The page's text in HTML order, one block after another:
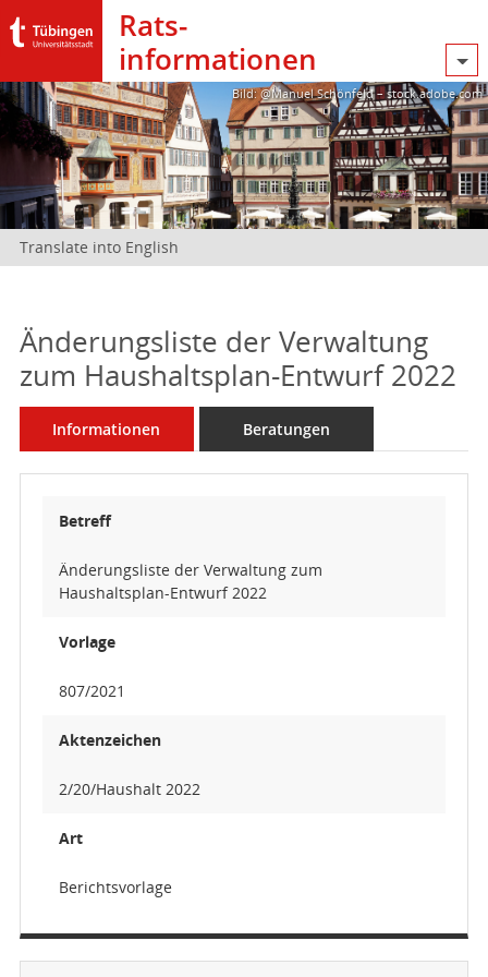
Rats­
informationen
Bild: @Manuel Schönfeld – stock.adobe.com
Translate into English
Änderungsliste der Verwaltung
zum Haushaltsplan-Entwurf 2022
Informationen Beratungen
Betreff
Änderungsliste der Verwaltung zum
Haushaltsplan-Entwurf 2022
Vorlage
807/2021
Aktenzeichen
2/20/Haushalt 2022
Art
Berichtsvorlage